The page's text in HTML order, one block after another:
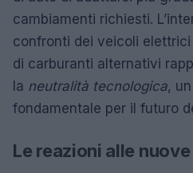
cambiamenti richiesti.
confronti dei veicoli elettrici
di carburanti alternativi
la neutralità tecnologica,
fondamentale per il futuro
Le reazioni alle